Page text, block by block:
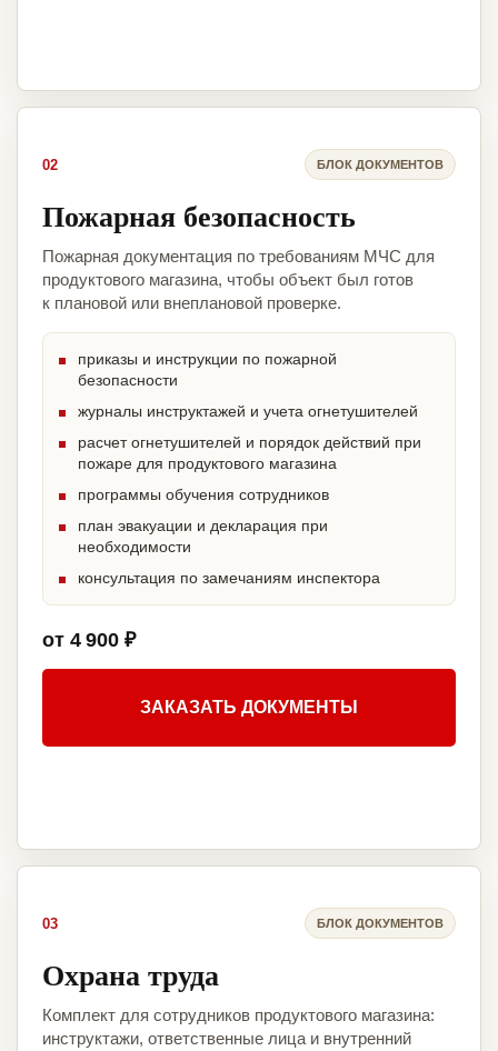
02 БЛОК ДОКУМЕНТОВ
Пожарная безопасность
Пожарная документация по требованиям МЧС для
продуктового магазина, чтобы объект был готов
к плановой или внеплановой проверке.
приказы и инструкции по пожарной
безопасности
журналы инструктажей и учета огнетушителей
расчет огнетушителей и порядок действий при
пожаре для продуктового магазина
программы обучения сотрудников
план эвакуации и декларация при
необходимости
консультация по замечаниям инспектора
от 4 900 ₽
ЗАКАЗАТЬ ДОКУМЕНТЫ
03 БЛОК ДОКУМЕНТОВ
Охрана труда
Комплект для сотрудников продуктового магазина:
инструктажи, ответственные лица и внутренний